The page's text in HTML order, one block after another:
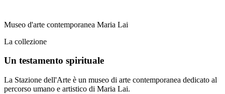
Museo d'arte contemporanea Maria Lai
La collezione
Un testamento spirituale
La Stazione dell'Arte è un museo di arte contemporanea dedicato al
percorso umano e artistico di Maria Lai.